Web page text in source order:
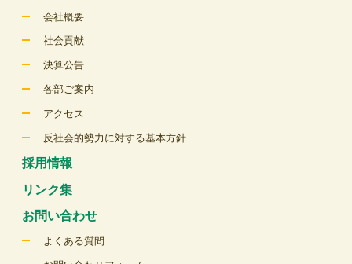
会社概要
社会貢献
決算公告
各部ご案内
アクセス
反社会的勢力に対する基本方針
採用情報
リンク集
お問い合わせ
よくある質問